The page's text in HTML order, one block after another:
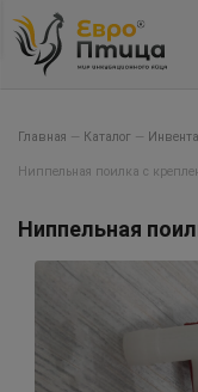
Главная — Каталог —
Ниппельная поилка с
Ниппельная